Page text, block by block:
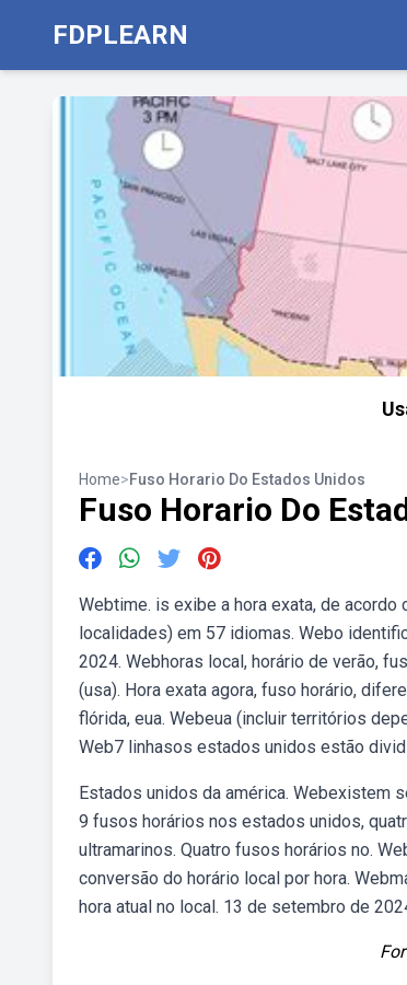
FDPLEARN
Home>Fuso Horario Do Estados Unidos
Fuso Horario Do
Webtime. is exibe a hora exata, de
localidades) em 57 idiomas. Webo
2024. Webhoras local, horário de verão,
(usa). Hora exata agora, fuso horário,
flórida, eua. Webeua (incluir territórios
Web7 linhasos estados unidos estão
Estados unidos da américa. Webexistem
9 fusos horários nos estados unidos,
ultramarinos. Quatro fusos horários no.
conversão do horário local por hora.
hora atual no local. 13 de setembro de